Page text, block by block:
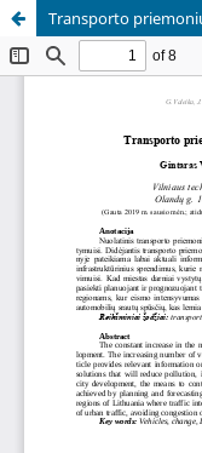
Transporto